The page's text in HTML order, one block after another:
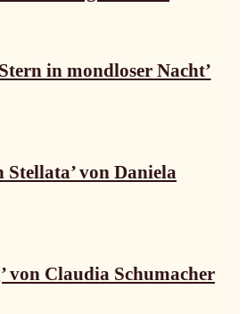
in mondloser Nacht’
Stellata’ von Daniela
von Claudia Schumacher